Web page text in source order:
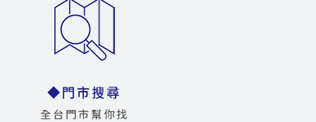
◆門市搜尋
全台門市幫你找